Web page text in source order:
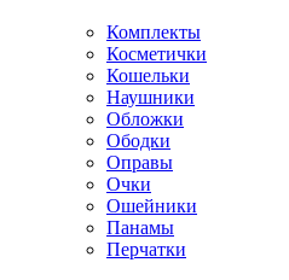
Комплекты
Косметички
Кошельки
Наушники
Обложки
Ободки
Оправы
Очки
Ошейники
Панамы
Перчатки